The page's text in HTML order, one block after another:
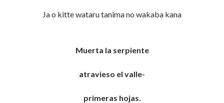
Ja o kitte wataru tanima no wakaba kana
Muerta la serpiente
atravieso el valle-
primeras hojas.